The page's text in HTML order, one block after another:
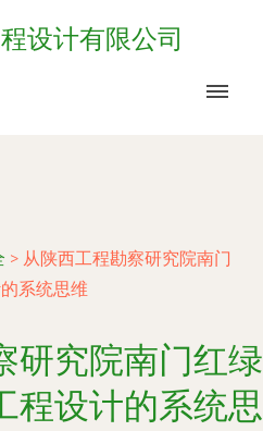
设计有限公司
> 从陕西工程勘察研究院南门
系统思维
研究院南门红绿
程设计的系统思